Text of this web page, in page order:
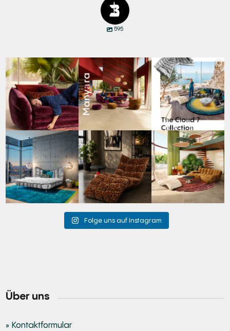
595
Den Kopf anlehnen. Die
Gedanken auf Reisen ...
49 0
Manyara. Inspiriert von
der Weite Afrikas....
53 2
Für jeden Lieblingsplatz
die passende Cloud.
☁️...
60 1
Cloud 7 – nicht nur zum
Sitzen, sondern auch
zum ...
145 3
A bold statement. A
quiet retreat.
Mit unserem...
198 4
Take a walk on the wild
side. 🐆
Anlässlich...
104 1
Folge uns auf Instagram
Über uns
» Kontaktformular